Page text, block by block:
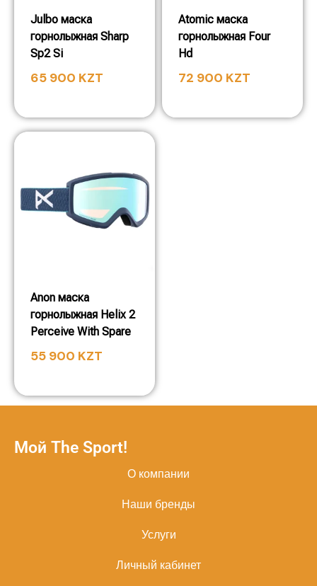
Julbo маска
горнолыжная Sharp
Sp2 Si
65 900 KZT
Atomic маска
горнолыжная Four
Hd
72 900 KZT
Anon маска
горнолыжная Helix 2
Perceive With Spare
55 900 KZT
Мой The Sport!
О компании
Наши бренды
Услуги
Личный кабинет